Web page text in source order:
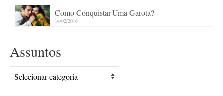
Como Conquistar Uma Garota?
14/02/2016
Assuntos
Assuntos